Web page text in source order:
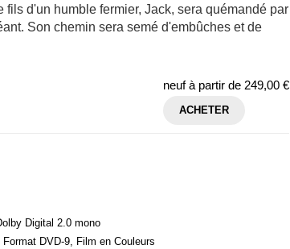
d'un humble fermier, Jack, sera quémandé par
Son chemin sera semé d'embûches et de
neuf à partir de 249,00 €
ACHETER
Digital 2.0 mono
DVD-9, Film en Couleurs